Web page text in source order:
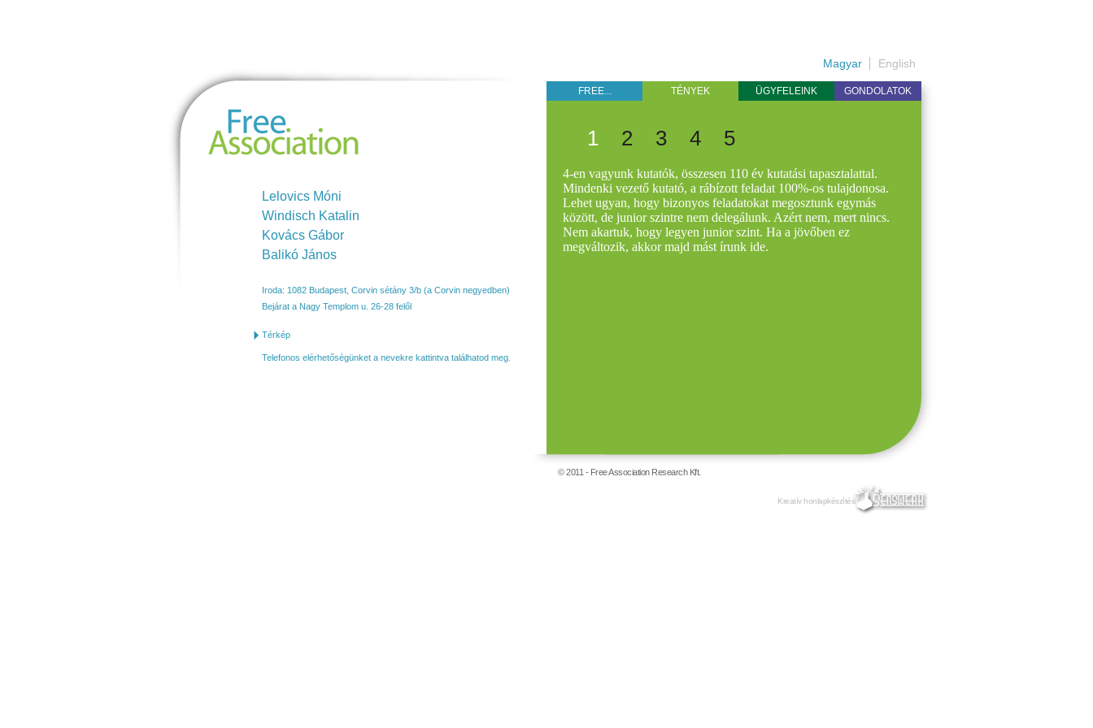
Magyar English
FREE... TÉNYEK
1 2 3 4 5
ÜGYFELEINK GONDOLATOK
4-en vagyunk kutatók, összesen 110 év kutatási tapasztalattal.
Mindenki vezető kutató, a rábízott feladat 100%-os tulajdonosa.
Lehet ugyan, hogy bizonyos feladatokat megosztunk egymás
között, de junior szintre nem delegálunk. Azért nem, mert nincs.
Nem akartuk, hogy legyen junior szint. Ha a jövőben ez
megváltozik, akkor majd mást írunk ide.
Research Kft.
Lelovics Móni
Windisch Katalin
Kovács Gábor
Balikó János
Iroda: 1082 Budapest, Corvin sétány 3/b (a Corvin negyedben)
Bejárat a Nagy Templom u. 26-28 felől
Térkép
Telefonos elérhetőségünket a nevekre kattintva találhatod meg.
https://maps.app.goo.gl/ow1839ztyCYkSckGA
© 2011 - Free Association Research Kft.
Kreatív honlapkészítés